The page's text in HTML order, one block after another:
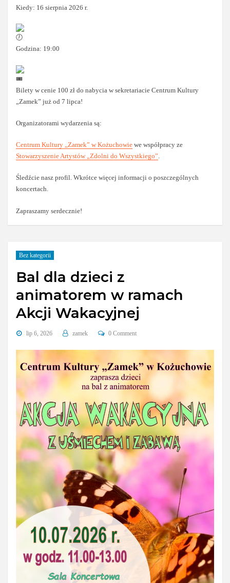
Kiedy: 16 sierpnia 2026 r.
Godzina: 19:00
Bilety w cenie 100 zł do nabycia w sekretariacie Centrum Kultury
„Zamek” już od 7 lipca!
Organizatorami wydarzenia są:
Centrum Kultury „Zamek” w Kożuchowie we współpracy ze
Stowarzyszenie Artystów „Zdolni do Wszystkiego”.
Śledźcie nasz profil. Wkrótce więcej informacji o poszczególnych
koncertach.
Zapraszamy serdecznie!
Bez kategorii
Bal dla dzieci z
animatorem w ramach
Akcji Wakacyjnej
lip 6, 2026 zamek 0 Comment